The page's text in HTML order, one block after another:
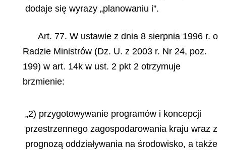
dodaje się wyrazy „planowaniu i”.
Art. 77. W ustawie z dnia 8 sierpnia 1996 r. o
Radzie Ministrów (Dz. U. z 2003 r. Nr 24, poz.
199) w art. 14k w ust. 2 pkt 2 otrzymuje
brzmienie:
„2) przygotowywanie programów i koncepcji
przestrzennego zagospodarowania kraju wraz z
prognozą oddziaływania na środowisko, a także